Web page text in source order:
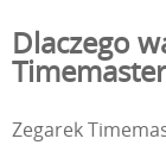
Dlaczego
Timemaster
Zegarek